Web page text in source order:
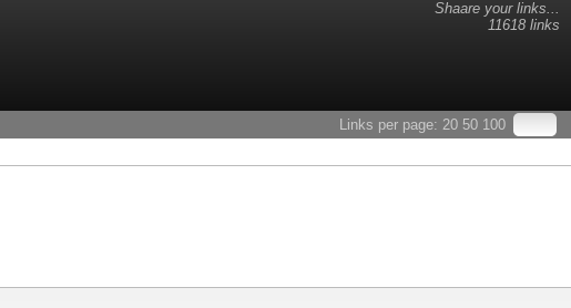
Shaare your links...
11618 links
Links per page: 20 50 100